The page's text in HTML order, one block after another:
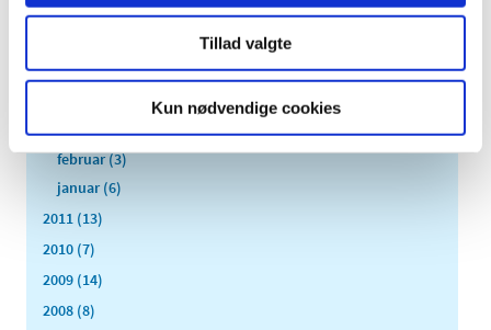
Tillad valgte
Kun nødvendige cookies
juli (5)
maj (1)
marts (3)
februar (3)
januar (6)
2011 (13)
2010 (7)
2009 (14)
2008 (8)